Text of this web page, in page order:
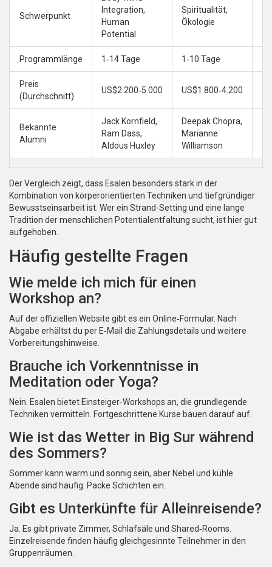
Schwerpunkt
Integration,
Human
Potential
Spiritualität,
Ökologie
Programmlänge 1‑14 Tage 1‑10 Tage
Preis
(Durchschnitt)
US$2.200‑5.000 US$1.800‑4.200
Bekannte
Alumni
Jack Kornfield,
Ram Dass,
Aldous Huxley
Deepak Chopra,
Marianne
Williamson
Der Vergleich zeigt, dass Esalen besonders stark in der
Kombination von körperorientierten Techniken und tiefgründiger
Bewusstseinsarbeit ist. Wer ein Strand-Setting und eine lange
Tradition der menschlichen Potentialentfaltung sucht, ist hier gut
aufgehoben.
Häufig gestellte Fragen
Wie melde ich mich für einen
Workshop an?
Auf der offiziellen Website gibt es ein Online‑Formular. Nach
Abgabe erhältst du per E‑Mail die Zahlungsdetails und weitere
Vorbereitungshinweise.
Brauche ich Vorkenntnisse in
Meditation oder Yoga?
Nein. Esalen bietet Einsteiger‑Workshops an, die grundlegende
Techniken vermitteln. Fortgeschrittene Kurse bauen darauf auf.
Wie ist das Wetter in Big Sur während
des Sommers?
Sommer kann warm und sonnig sein, aber Nebel und kühle
Abende sind häufig. Packe Schichten ein.
Gibt es Unterkünfte für Alleinreisende?
Ja. Es gibt private Zimmer, Schlafsäle und Shared‑Rooms.
Einzelreisende finden häufig gleichgesinnte Teilnehmer in den
Gruppenräumen.